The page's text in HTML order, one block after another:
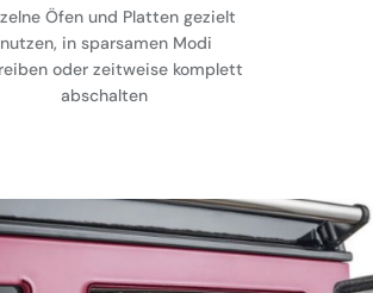
Öfen und Platten gezielt
nutzen, in sparsamen Modi
oder zeitweise komplett
abschalten